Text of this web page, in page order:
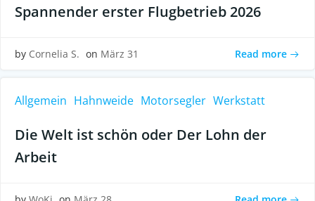
Spannender erster Flugbetrieb 2026
by Cornelia S. on März 31 Read more
Allgemein Hahnweide Motorsegler Werkstatt
Die Welt ist schön oder Der Lohn der
Arbeit